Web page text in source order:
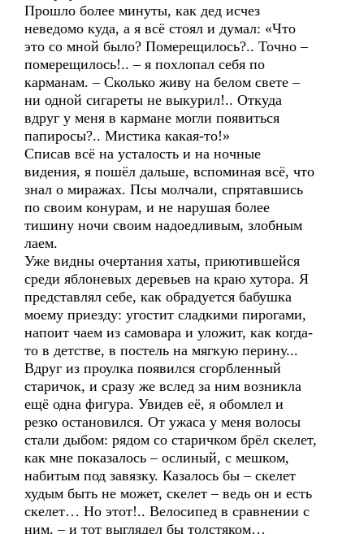
Прошло более минуты, как дед исчез
неведомо куда, а я всё стоял и думал: «Что
это со мной было? Померещилось?.. Точно –
померещилось!.. – я похлопал себя по
карманам. – Сколько живу на белом свете –
ни одной сигареты не выкурил!.. Откуда
вдруг у меня в кармане могли появиться
папиросы?.. Мистика какая-то!»
Списав всё на усталость и на ночные
видения, я пошёл дальше, вспоминая всё, что
знал о миражах. Псы молчали, спрятавшись
по своим конурам, и не нарушая более
тишину ночи своим надоедливым, злобным
лаем.
Уже видны очертания хаты, приютившейся
среди яблоневых деревьев на краю хутора. Я
представлял себе, как обрадуется бабушка
моему приезду: угостит сладкими пирогами,
напоит чаем из самовара и уложит, как когда-
то в детстве, в постель на мягкую перину...
Вдруг из проулка появился сгорбленный
старичок, и сразу же вслед за ним возникла
ещё одна фигура. Увидев её, я обомлел и
резко остановился. От ужаса у меня волосы
стали дыбом: рядом со старичком брёл скелет,
как мне показалось – ослиный, с мешком,
набитым под завязку. Казалось бы – скелет
худым быть не может, скелет – ведь он и есть
скелет… Но этот!.. Велосипед в сравнении с
ним, – и тот выглядел бы толстяком…